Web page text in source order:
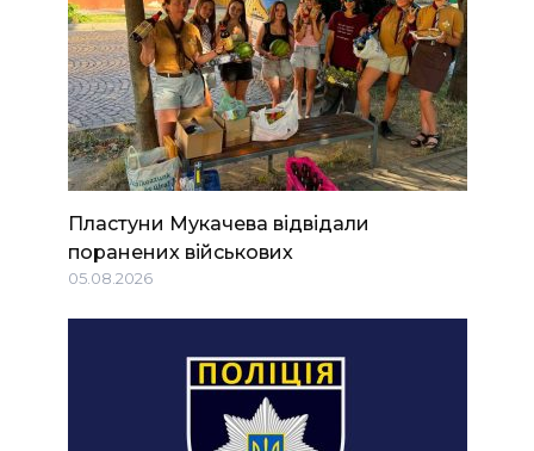
Пластуни Мукачева відвідали
поранених військових
05.08.2026